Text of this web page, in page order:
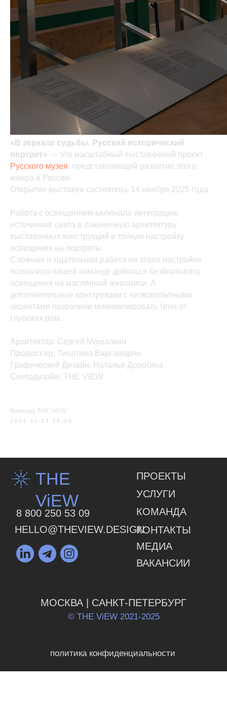
«В зеркале судьбы. Русский исторический
портрет» — это масштабный выставочный проект
Русского музея, представляющий развитие этого
жанра в России.
Открытие выставки состоялось 14 ноября 2025 года
Работа с освещением включала интеграцию
источников света в лаконичную архитектуру
выставочных конструкций и тонкую настройку
освещения на портреты.
Сложная и тщательная работа на этапе настройки
позволило нашей команде добиться безбликового
освещения на маслянной живописи. А
дополнительные конструкции с низковольтными
акцентами позволили минимизировать тени от
глубоких рам.
Архитектор: Сергей Мешалкин
Продюссер: Тинатина Варгамарян
Графический Дизайн: Наталья Дорогина
Светодизайн: THE ViEW
Команда THE ViEW
2025-11-17 19:45
THE
ViEW
ПРОЕКТЫ
КОНТАКТЫ
МОСКВА | САНКТ-ПЕТЕРБУРГ
© THE ViEW 2021-2025
ВАКАНСИИ
политика конфиденциальности